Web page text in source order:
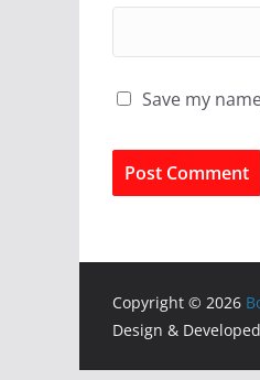
Save my
Copyright © 2026
Design &